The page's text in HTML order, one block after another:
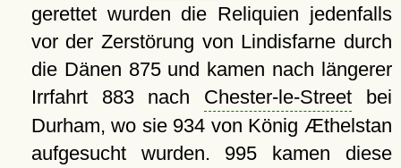
gerettet wurden die Reliquien jedenfalls
vor der Zerstörung von Lindisfarne durch
die Dänen 875 und kamen nach längerer
Irrfahrt 883 nach Chester-le-Street bei
Durham, wo sie 934 von König Æthelstan
aufgesucht wurden. 995 kamen diese